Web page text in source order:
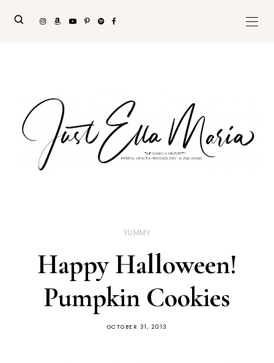
YUMMY
Happy Halloween!
Pumpkin Cookies
OCTOBER 31, 2013